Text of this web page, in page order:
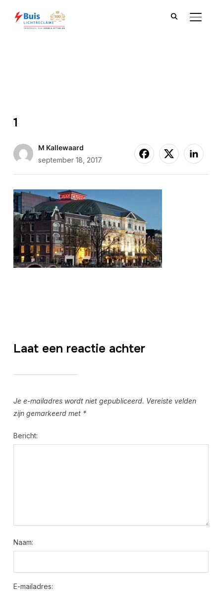
1
M Kallewaard
september 18, 2017
Laat een reactie achter
Je e-mailadres wordt niet gepubliceerd. Vereiste velden
zijn gemarkeerd met *
Bericht:
Naam:
E-mailadres: